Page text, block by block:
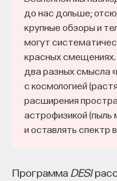
до нас дольше;
крупные обзоры и
могут
красных
два разных смысла
с космологией
расширения
астрофизикой
и оставлять спектр
Программа DESI
работы в
необходимые
Для уже готовых
оставить
работы, навыки,
иностранными
будет искать, где
применены, и